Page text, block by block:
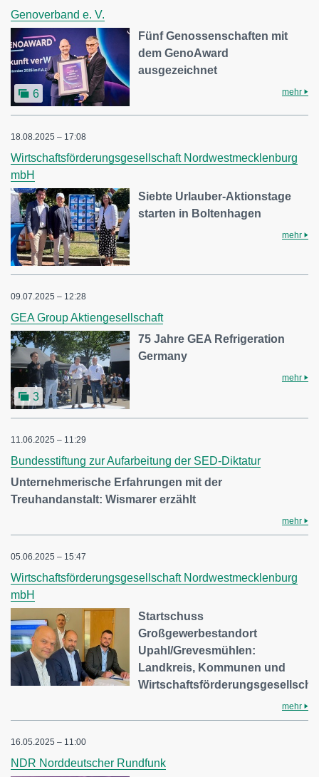
Genoverband e. V.
6
Fünf Genossenschaften mit
dem GenoAward
ausgezeichnet
mehr
18.08.2025 – 17:08
Wirtschaftsförderungsgesellschaft Nordwestmecklenburg
mbH
Siebte Urlauber-Aktionstage
starten in Boltenhagen
mehr
09.07.2025 – 12:28
GEA Group Aktiengesellschaft
3
75 Jahre GEA Refrigeration
Germany
mehr
11.06.2025 – 11:29
Bundesstiftung zur Aufarbeitung der SED-Diktatur
Unternehmerische Erfahrungen mit der
Treuhandanstalt: Wismarer erzählt
mehr
05.06.2025 – 15:47
Wirtschaftsförderungsgesellschaft Nordwestmecklenburg
mbH
Startschuss
Großgewerbestandort
Upahl/Grevesmühlen:
Landkreis, Kommunen und
mehr
16.05.2025 – 11:00
NDR Norddeutscher Rundfunk